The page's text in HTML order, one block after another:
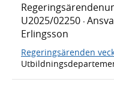
U2025/02250 ·
Erlingsson
Regeringsärenden